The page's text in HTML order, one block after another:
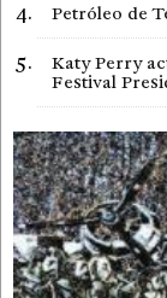
Petróleo de
Katy Perry
Festival